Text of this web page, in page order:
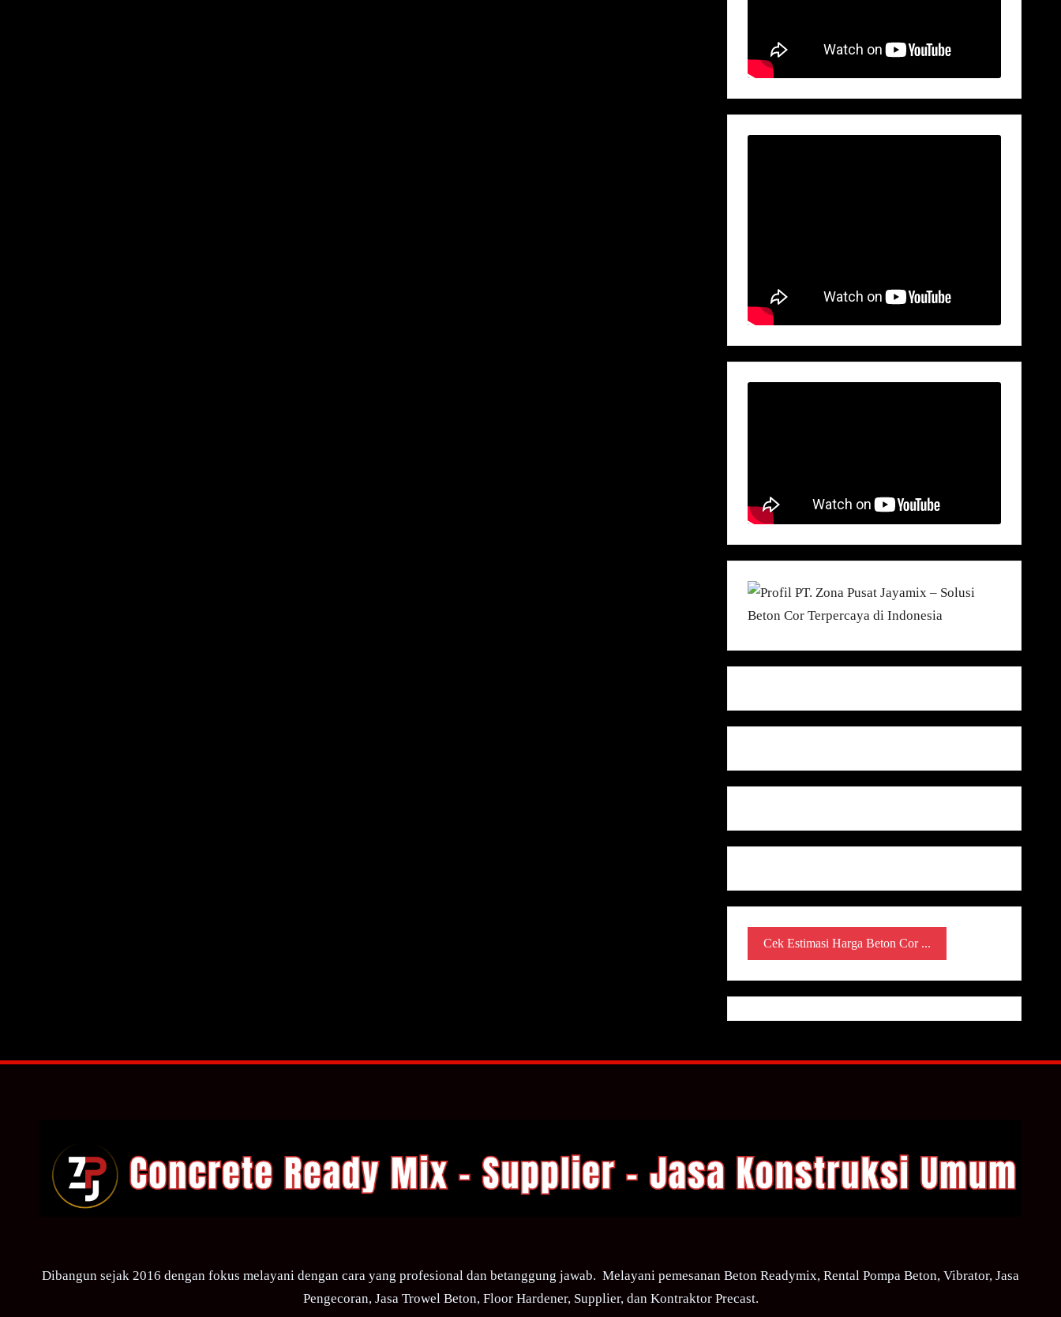
Cek Estimasi Harga Beton Cor ...
Dibangun sejak 2016 dengan fokus melayani dengan cara yang profesional dan betanggung jawab. Melayani pemesanan Beton Readymix, Rental Pompa Beton, Vibrator, Jasa
Pengecoran, Jasa Trowel Beton, Floor Hardener, Supplier, dan Kontraktor Precast.